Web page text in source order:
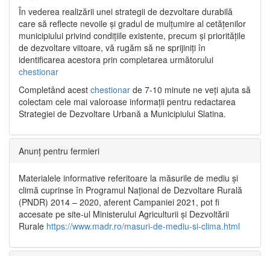
În vederea realizării unei strategii de dezvoltare durabilă
care să reflecte nevoile și gradul de mulțumire al cetățenilor
municipiului privind condițiile existente, precum și prioritățile
de dezvoltare viitoare, vă rugăm să ne sprijiniți în
identificarea acestora prin completarea următorului
chestionar
Completând acest chestionar de 7-10 minute ne veți ajuta să
colectam cele mai valoroase informații pentru redactarea
Strategiei de Dezvoltare Urbană a Municipiului Slatina.
Anunț pentru fermieri
Materialele informative referitoare la măsurile de mediu și
climă cuprinse în Programul Național de Dezvoltare Rurală
(PNDR) 2014 – 2020, aferent Campaniei 2021, pot fi
accesate pe site-ul Ministerului Agriculturii și Dezvoltării
Rurale https://www.madr.ro/masuri-de-mediu-si-clima.html